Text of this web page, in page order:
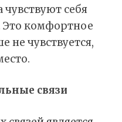
чувствуют себя
комфортное
не чувствуется,
связи